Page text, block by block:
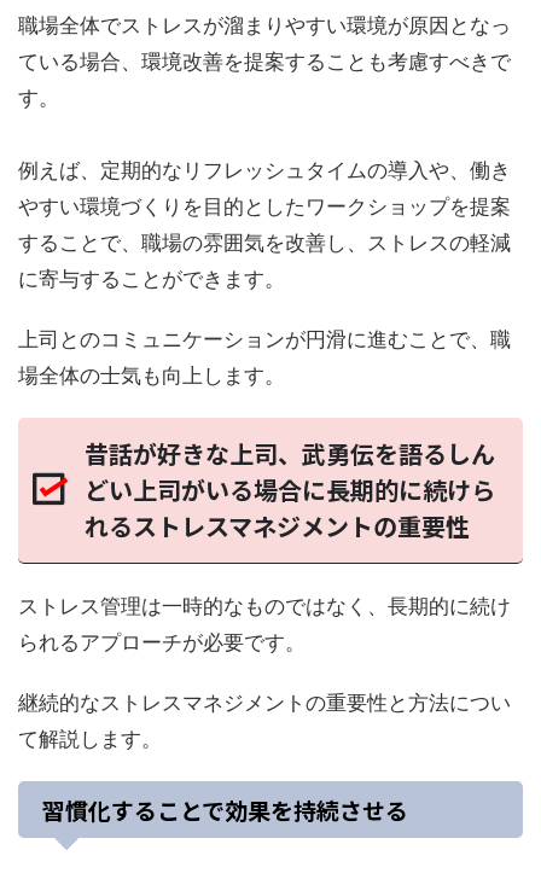
職場全体でストレスが溜まりやすい環境が原因となっ
ている場合、環境改善を提案することも考慮すべきで
す。
例えば、定期的なリフレッシュタイムの導入や、働き
やすい環境づくりを目的としたワークショップを提案
することで、職場の雰囲気を改善し、ストレスの軽減
に寄与することができます。
上司とのコミュニケーションが円滑に進むことで、職
場全体の士気も向上します。
昔話が好きな上司、武勇伝を語るしん
どい上司がいる場合に長期的に続けら
れるストレスマネジメントの重要性
ストレス管理は一時的なものではなく、長期的に続け
られるアプローチが必要です。
継続的なストレスマネジメントの重要性と方法につい
て解説します。
習慣化することで効果を持続させる